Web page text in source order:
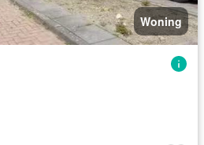
Woning